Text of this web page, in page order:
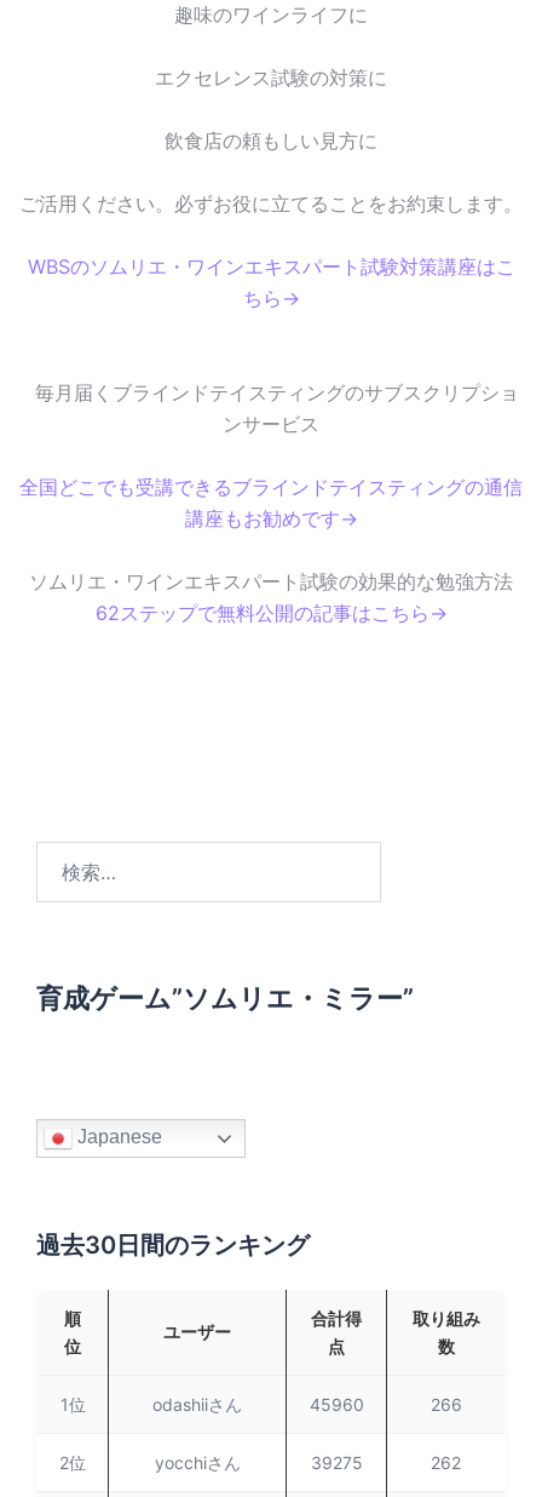
趣味のワインライフに
エクセレンス試験の対策に
飲食店の頼もしい見方に
ご活用ください。必ずお役に立てることをお約束します。
WBSのソムリエ・ワインエキスパート試験対策講座はこ
ちら→
毎月届くブラインドテイスティングのサブスクリプショ
ンサービス
全国どこでも受講できるブラインドテイスティングの通信
講座もお勧めです→
ソムリエ・ワインエキスパート試験の効果的な勉強方法
62ステップで無料公開の記事はこちら→
育成ゲーム”ソムリエ・ミラー”
Japanese
過去30日間のランキング
順
位
ユーザー
合計得
点
取り組み
数
1位 odashiiさん 45960 266
2位 yocchiさん 39275 262